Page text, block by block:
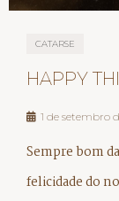
CATARSE
HAPPY
1 de setembro
Sempre bom
felicidade do